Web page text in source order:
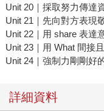
Unit 20｜採取努力傳達
Unit 21｜先向對方表現
Unit 22｜用 share 表達
Unit 23｜用 What 間接
Unit 24｜強制力剛剛好
詳細資料